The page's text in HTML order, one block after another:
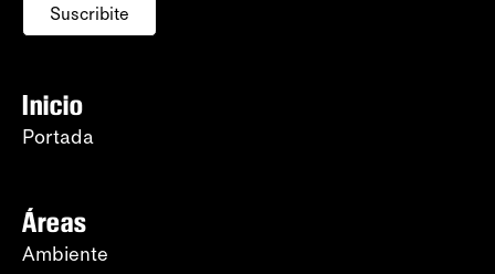
Suscribite
Inicio
Portada
Áreas
Ambiente